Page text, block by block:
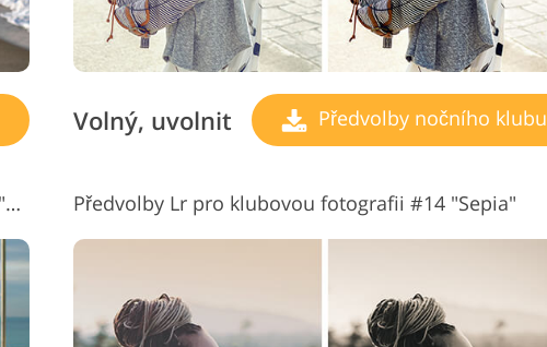
Volný, uvolnit Předvolby nočního klubu
Bezplatné předvolby Lightroom nočního klubu #13 "Dark Matte" Předvolby Lr pro klubovou fotografii #14 "Sepia"